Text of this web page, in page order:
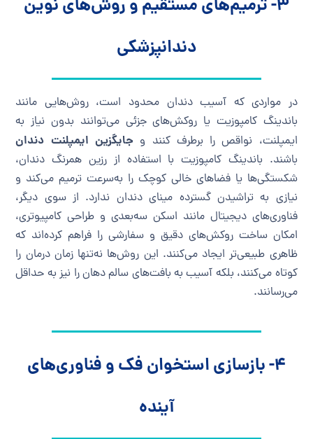
۳- ترمیم‌های مستقیم و روش‌های نوین
دندانپزشکی
در مواردی که آسیب دندان محدود است، روش‌هایی مانند
باندینگ کامپوزیت یا روکش‌های جزئی می‌توانند بدون نیاز به
ایمپلنت، نواقص را برطرف کنند و جایگزین ایمپلنت دندان
باشند. باندینگ کامپوزیت با استفاده از رزین همرنگ دندان،
شکستگی‌ها یا فضاهای خالی کوچک را به‌سرعت ترمیم می‌کند و
نیازی به تراشیدن گسترده مینای دندان ندارد. از سوی دیگر،
فناوری‌های دیجیتال مانند اسکن سه‌بعدی و طراحی کامپیوتری،
امکان ساخت روکش‌های دقیق و سفارشی را فراهم کرده‌اند که
ظاهری طبیعی‌تر ایجاد می‌کنند. این روش‌ها نه‌تنها زمان درمان را
کوتاه می‌کنند، بلکه آسیب به بافت‌های سالم دهان را نیز به حداقل
می‌رسانند.
۴- بازسازی استخوان فک و فناوری‌های
آینده